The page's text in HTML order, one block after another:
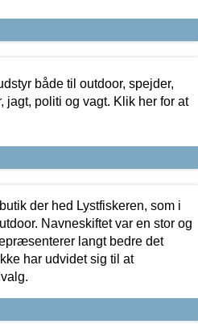
både til outdoor, spejder,
politi og vagt. Klik her for at
der hed Lystfiskeren, som i
Navneskiftet var en stor og
langt bedre det
har udvidet sig til at